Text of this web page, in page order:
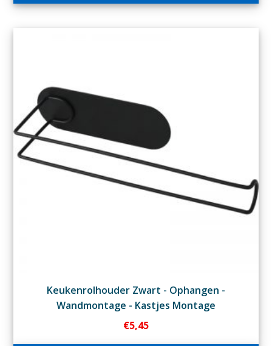
Keukenrolhouder Zwart - Ophangen -
Wandmontage - Kastjes Montage
€5,45